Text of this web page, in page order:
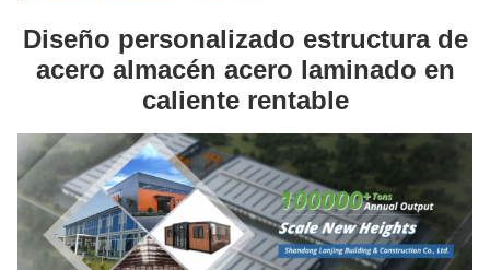
Diseño personalizado estructura de
acero almacén acero laminado en
caliente rentable